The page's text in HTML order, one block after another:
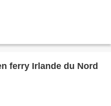
ferry Irlande du Nord